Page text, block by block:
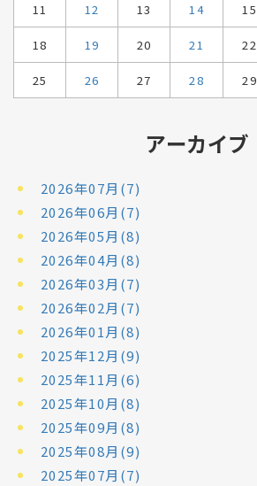
11 12 13 14 15
18 19 20 21 22
25 26 27 28 29
アーカイブ
2026年07月(7)
2026年06月(7)
2026年05月(8)
2026年04月(8)
2026年03月(7)
2026年02月(7)
2026年01月(8)
2025年12月(9)
2025年11月(6)
2025年10月(8)
2025年09月(8)
2025年08月(9)
2025年07月(7)